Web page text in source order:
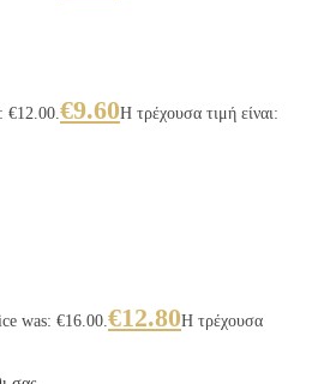
€12.00. €9.60Η τρέχουσα τιμή είναι:
was: €16.00. €12.80Η τρέχουσα